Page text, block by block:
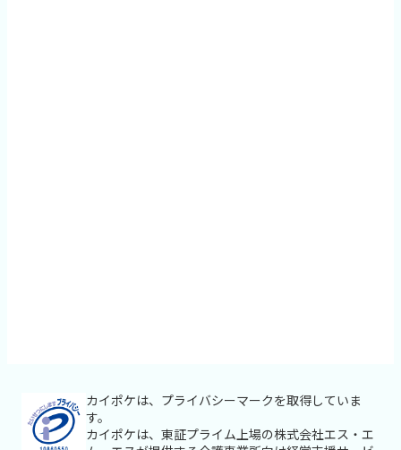
カイポケは、プライバシーマークを取得していま
す。
カイポケは、東証プライム上場の株式会社エス・エ